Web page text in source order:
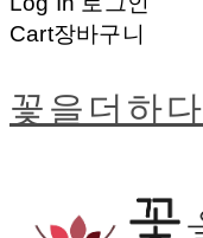
Cart장바구니
꽃을더하